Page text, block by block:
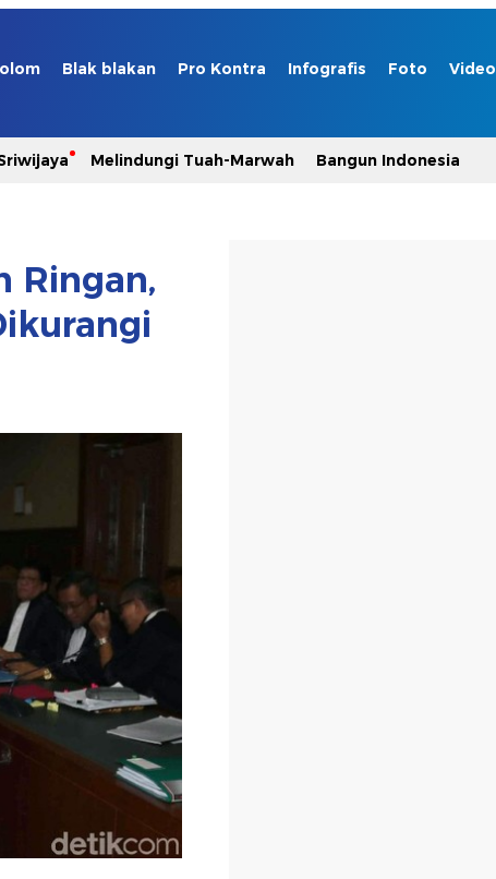
Blak blakan Pro Kontra Infografis Foto Video
Melindungi Tuah-Marwah Bangun Indonesia
Ringan,